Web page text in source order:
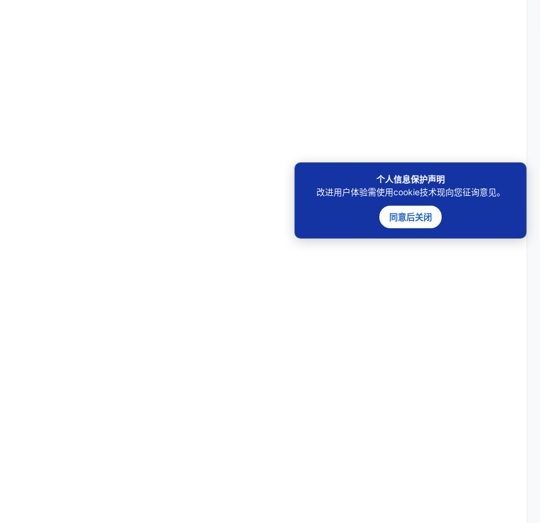
个人信息保护声明
改进用户体验需使用cookie技术现向您征询意见。
同意后关闭